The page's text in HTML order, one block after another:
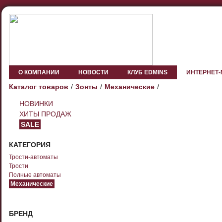
О КОМПАНИИ НОВОСТИ КЛУБ EDMINS
Каталог товаров Зонты Механические
НОВИНКИ
ХИТЫ ПРОДАЖ
SALE
КАТЕГОРИЯ
Трости-автоматы
Трости
Полные автоматы
Механические
БРЕНД